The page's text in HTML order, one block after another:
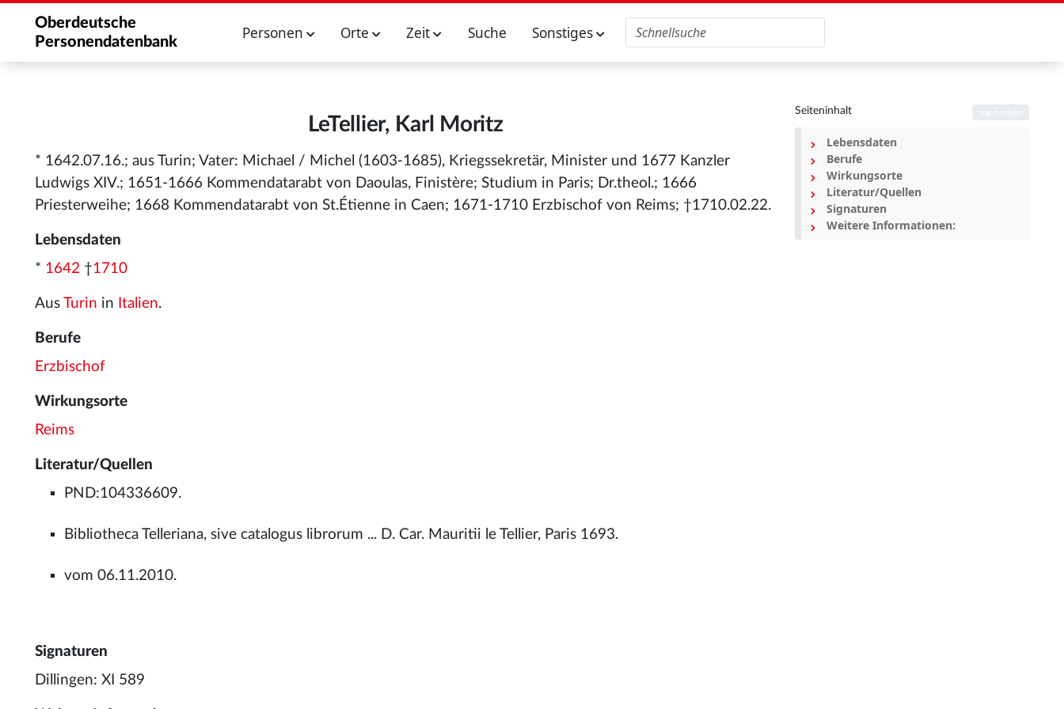
Oberdeutsche
Personendatenbank
Personen Orte Zeit Suche Sonstiges
LeTellier, Karl Moritz
* 1642.07.16.; aus Turin; Vater: Michael / Michel (1603-1685), Kriegssekretär, Minister und 1677 Kanzler
Ludwigs XIV.; 1651-1666 Kommendatarabt von Daoulas, Finistère; Studium in Paris; Dr.theol.; 1666
Priesterweihe; 1668 Kommendatarabt von St.Étienne in Caen; 1671-1710 Erzbischof von Reims; †1710.02.22.
Lebensdaten
* 1642 †1710
Aus Turin in Italien.
Berufe
Erzbischof
Wirkungsorte
Reims
Literatur/Quellen
PND:104336609.
Bibliotheca Telleriana, sive catalogus librorum ... D. Car. Mauritii le Tellier, Paris 1693.
vom 06.11.2010.
Signaturen
Dillingen: XI 589
Seiteninhalt
Lebensdaten
Berufe
Wirkungsorte
Literatur/Quellen
Signaturen
Weitere Informationen: